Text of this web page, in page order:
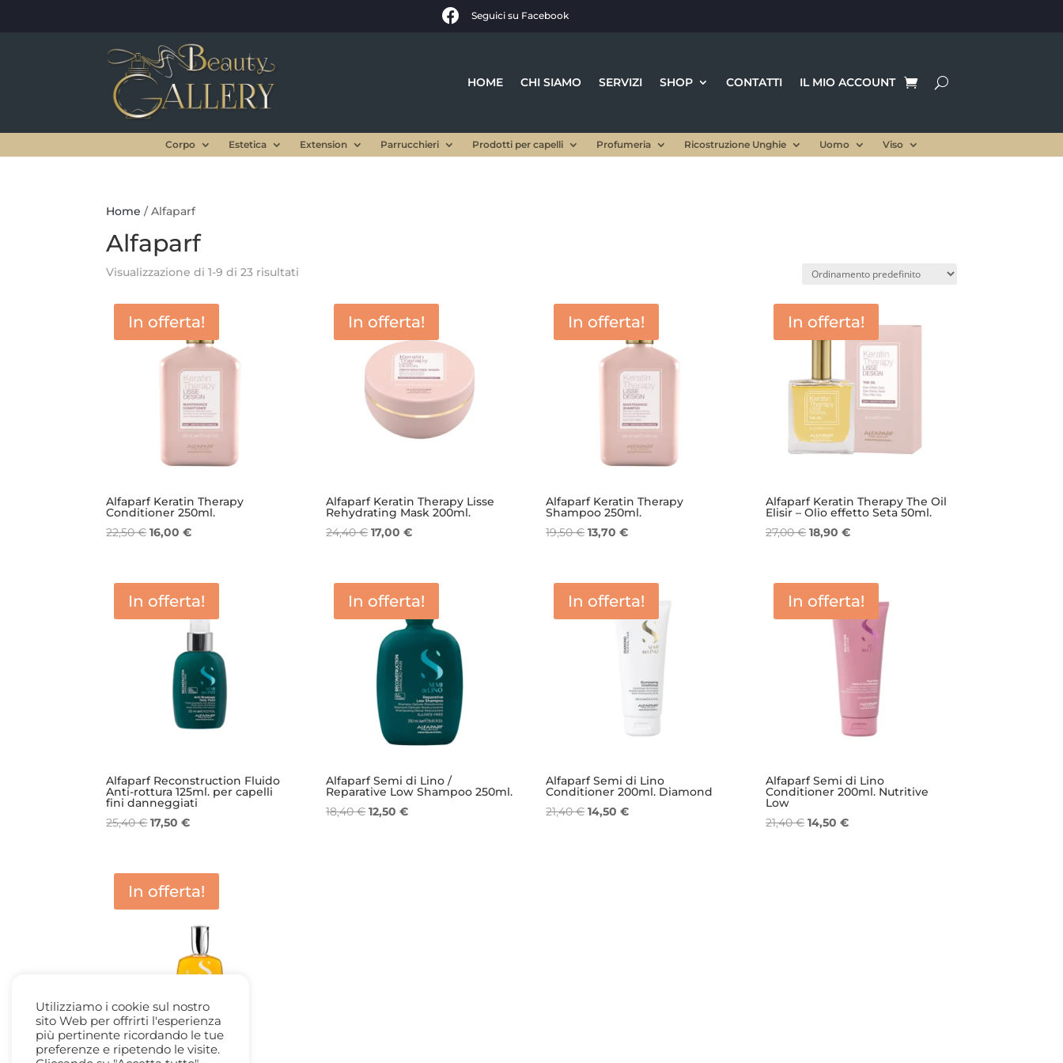
 Seguici su Facebook
HOME CHI SIAMO SERVIZI SHOP CONTATTI IL MIO ACCOUNT
Corpo Estetica Extension Parrucchieri Prodotti per capelli Profumeria Ricostruzione Unghie Uomo Viso
Home / Alfaparf
Alfaparf
Visualizzazione di 1-9 di 23 risultati
In offerta!
Alfaparf Keratin Therapy
Conditioner 250ml.
22,50€Il
era:
22,50 €.
16,00€Il
è:
16,00 €.
In offerta!
Alfaparf Keratin Therapy Lisse
Rehydrating Mask 200ml.
24,40€ Il
era:
24,40 €.
17,00€Il
è:
17,00 €.
In offerta!
Alfaparf Keratin Therapy
Shampoo 250ml.
19,50€ Il
era:
19,50 €.
13,70€Il
è:
13,70 €.
In offerta!
Alfaparf Keratin Therapy The Oil
Elisir – Olio effetto Seta 50ml.
27,00€ Il
era:
27,00 €.
18,90€Il
è:
18,90 €.
In offerta!
Alfaparf Reconstruction Fluido
Anti-rottura 125ml. per capelli
fini danneggiati
25,40€Il
era:
25,40 €.
17,50€Il
è:
17,50 €.
In offerta!
Alfaparf Semi di Lino /
Reparative Low Shampoo 250ml.
18,40€ Il
12,50€Il
In offerta!
Alfaparf Semi di Lino
Conditioner 200ml. Diamond
21,40€ Il
14,50€Il
In offerta!
Alfaparf Semi di Lino
Conditioner 200ml. Nutritive
Low
21,40€ Il
14,50€Il
In offerta!
Utilizziamo i cookie sul nostro
sito Web per offrirti l'esperienza
più pertinente ricordando le tue
preferenze e ripetendo le visite.